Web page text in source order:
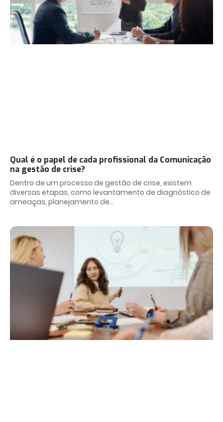
Qual é o papel de cada profissional da Comunicação
na gestão de crise?
Dentro de um processo de gestão de crise, existem
diversas etapas, como levantamento de diagnóstico de
ameaças, planejamento de